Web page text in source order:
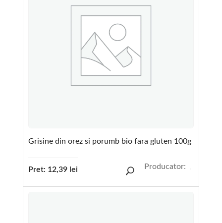
Grisine din orez si porumb bio fara gluten 100g
Pret: 12,39 lei Producator: